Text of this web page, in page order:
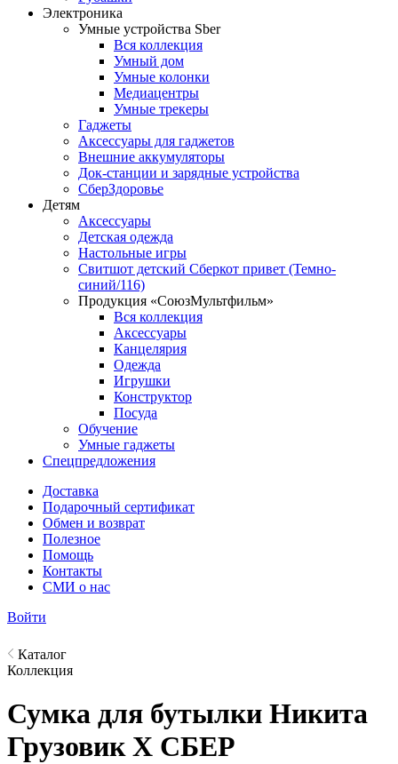
Электроника
Умные устройства Sber
Вся коллекция
Умный дом
Умные колонки
Медиацентры
Умные трекеры
Гаджеты
Аксессуары для гаджетов
Внешние аккумуляторы
Док-станции и зарядные устройства
СберЗдоровье
Детям
Аксессуары
Детская одежда
Настольные игры
Свитшот детский Сберкот привет (Темно-
синий/116)
Продукция «СоюзМультфильм»
Вся коллекция
Аксессуары
Канцелярия
Одежда
Игрушки
Конструктор
Посуда
Обучение
Умные гаджеты
Спецпредложения
Доставка
Подарочный сертификат
Обмен и возврат
Полезное
Помощь
Контакты
СМИ о нас
Войти
Каталог
Коллекция
Сумка для бутылки Никита
Грузовик X СБЕР